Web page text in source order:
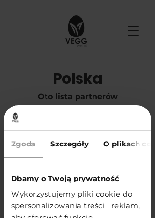
Zgoda Szczegóły O plikach
Dbamy o Twoją prywatność
Wykorzystujemy pliki cookie do
spersonalizowania treści i reklam,
Polska
Oto lista partnerów
tel. +48 668 233 573
KUP